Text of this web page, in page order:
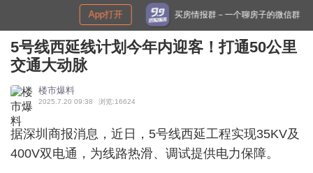
买房情报群－一个聊房子的微信群 申
5号线西延线计划今年内迎客！打通50公里
交通大动脉
楼市爆料
2025.7.20 09:38 浏览:16624
据深圳商报消息，近日，5号线西延工程实现35KV及
400V双电通，为线路热滑、调试提供电力保障。